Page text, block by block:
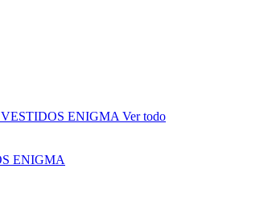
VESTIDOS ENIGMA Ver todo
ENIGMA